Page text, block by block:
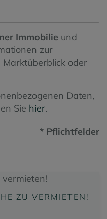
Immobilie und
zur
oder
Daten,
Sie hier.
* Pflichtfelder
ZU VERMIETEN!